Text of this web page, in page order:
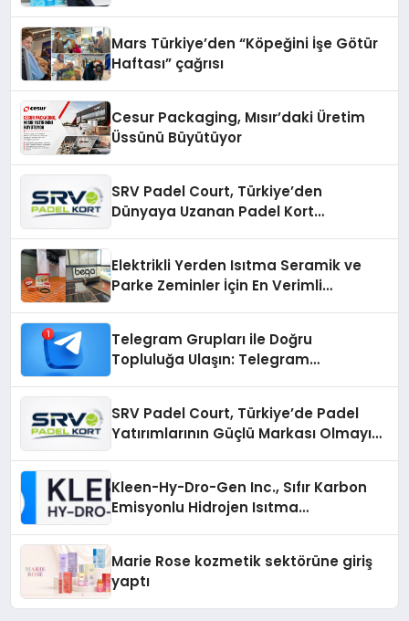
Mars Türkiye’den “Köpeğini İşe Götür
Haftası” çağrısı
Cesur Packaging, Mısır’daki Üretim
Üssünü Büyütüyor
SRV Padel Court, Türkiye’den
Dünyaya Uzanan Padel Kort
Elektrikli Yerden Isıtma Seramik ve
Parke Zeminler İçin En Verimli
Telegram Grupları ile Doğru
Topluluğa Ulaşın: Telegram
SRV Padel Court, Türkiye’de Padel
Yatırımlarının Güçlü Markası Olmayı
Kleen-Hy-Dro-Gen Inc., Sıfır Karbon
Emisyonlu Hidrojen Isıtma
Marie Rose kozmetik sektörüne giriş
yaptı